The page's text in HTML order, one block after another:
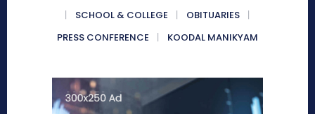
SCHOOL & COLLEGE
OBITUARIES
PRESS CONFERENCE
KOODAL MANIKYAM